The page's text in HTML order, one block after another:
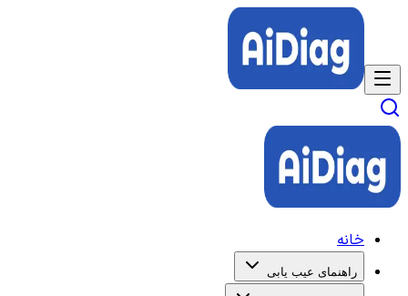
خانه
راهنمای عیب یابی